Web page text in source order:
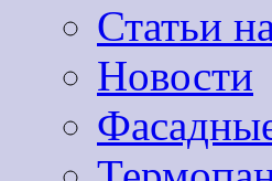
Статьи
Новости